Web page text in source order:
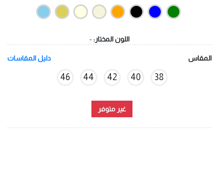
اللون المختار: -
المقاس دليل المقاسات
38
40
42
44
46
غير متوفر